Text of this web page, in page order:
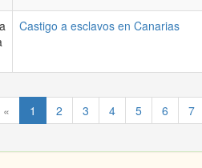
Castigo a esclavos en Canarias
« 1 2 3 4 5 6 7